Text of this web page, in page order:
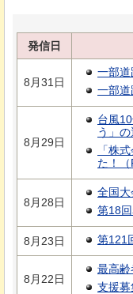
発信日
8月31日
一部道
一部
8月29日
台風
う」
「株
た！（
8月28日
全国大
第18
8月23日 第121
8月22日
最高
支援